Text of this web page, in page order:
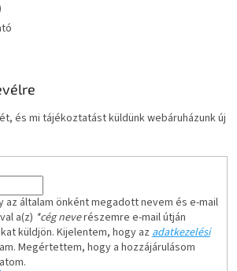
és mi tájékoztatást küldünk webáruházunk új
az általam önként megadott nevem és e-mail
a(z) *cég neverészemre e-mail útján
küldjön. Kijelentem, hogy azadatkezelési
Megértettem, hogy a hozzájárulásom